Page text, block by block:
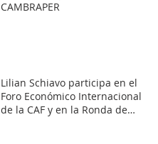
CAMBRAPER
Lilian Schiavo participa en el
Foro Económico Internacional
de la CAF y en la Ronda de